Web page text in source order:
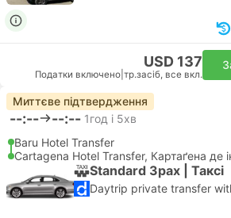
USD 137
Податки включено тр.засіб, все вкл.
Миттєве підтвердження
--:-- --:-- 1год і 5хв
Baru Hotel Transfer
Cartagena Hotel Transfer, Картаґена де
Standard 3pax | Таксі